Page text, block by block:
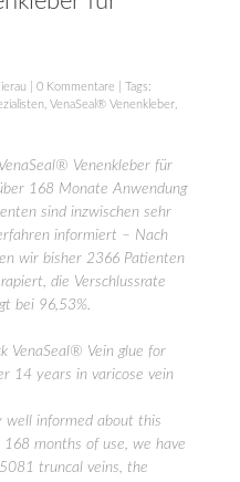
0 Kommentare | Tags:
, VenaSeal® Venenkleber,
Venenkleber für
168 Monate Anwendung
sind inzwischen sehr
informiert – Nach
wir bisher 2366 Patienten
die Verschlussrate
bei 96,53%.
VenaSeal® Vein glue for
14 years in varicose vein
well informed about this
months of use, we have
truncal veins, the